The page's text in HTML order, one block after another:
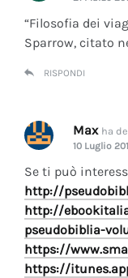
“Filosofia dei
Sparrow, citato
RISPONDI
Max ha
10 Luglio
Se ti può
http://
http://
pseudobiblia-
https://
https://